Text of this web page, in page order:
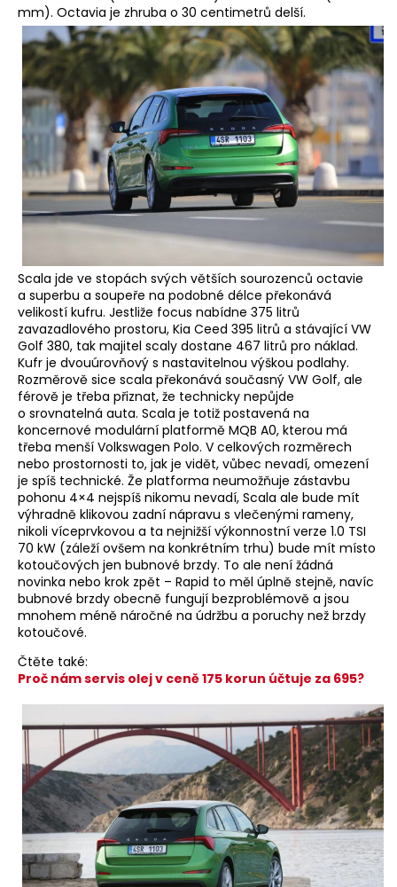
mm). Octavia je zhruba o 30 centimetrů delší.
Scala jde ve stopách svých větších sourozenců octavie
a superbu a soupeře na podobné délce překonává
velikostí kufru. Jestliže focus nabídne 375 litrů
zavazadlového prostoru, Kia Ceed 395 litrů a stávající VW
Golf 380, tak majitel scaly dostane 467 litrů pro náklad.
Kufr je dvouúrovňový s nastavitelnou výškou podlahy.
Rozměrově sice scala překonává současný VW Golf, ale
férově je třeba přiznat, že technicky nepůjde
o srovnatelná auta. Scala je totiž postavená na
koncernové modulární platformě MQB A0, kterou má
třeba menší Volkswagen Polo. V celkových rozměrech
nebo prostornosti to, jak je vidět, vůbec nevadí, omezení
je spíš technické. Že platforma neumožňuje zástavbu
pohonu 4×4 nejspíš nikomu nevadí, Scala ale bude mít
výhradně klikovou zadní nápravu s vlečenými rameny,
nikoli víceprvkovou a ta nejnižší výkonnostní verze 1.0 TSI
70 kW (záleží ovšem na konkrétním trhu) bude mít místo
kotoučových jen bubnové brzdy. To ale není žádná
novinka nebo krok zpět – Rapid to měl úplně stejně, navíc
bubnové brzdy obecně fungují bezproblémově a jsou
mnohem méně náročné na údržbu a poruchy než brzdy
kotoučové.
Čtěte také:
Proč nám servis olej v ceně 175 korun účtuje za 695?